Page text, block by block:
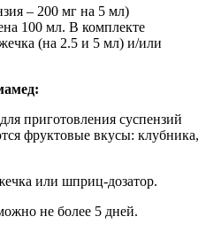
– 200 мг на 5 мл)
100 мл. В комплекте
(на 2.5 и 5 мл) и/или
приготовления суспензий
фруктовые вкусы: клубника,
или шприц-дозатор.
не более 5 дней.